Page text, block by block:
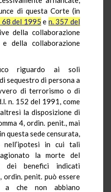
di questa Corte (in
68 del 1995 e n. 357 del
della collaborazione
della collaborazione
riguardo ai soli
sequestro di persona a
di terrorismo o di
n. 152 del 1991, come
la disposizione di
4, ordin. penit., mai
questa sede censurata,
in cui tali
la morte del
dei benefici indicati
ordin. penit. può essere
a che non abbiano